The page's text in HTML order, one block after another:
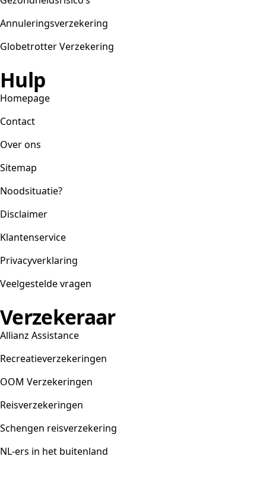
Annuleringsverzekering
Globetrotter Verzekering
Hulp
Homepage
Contact
Over ons
Sitemap
Noodsituatie?
Disclaimer
Klantenservice
Privacyverklaring
Veelgestelde vragen
Verzekeraar
Allianz Assistance
Recreatieverzekeringen
OOM Verzekeringen
Reisverzekeringen
Schengen reisverzekering
NL-ers in het buitenland